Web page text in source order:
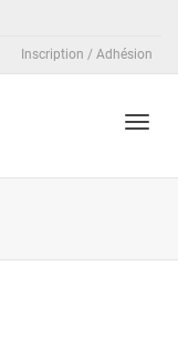
Inscription / Adhésion